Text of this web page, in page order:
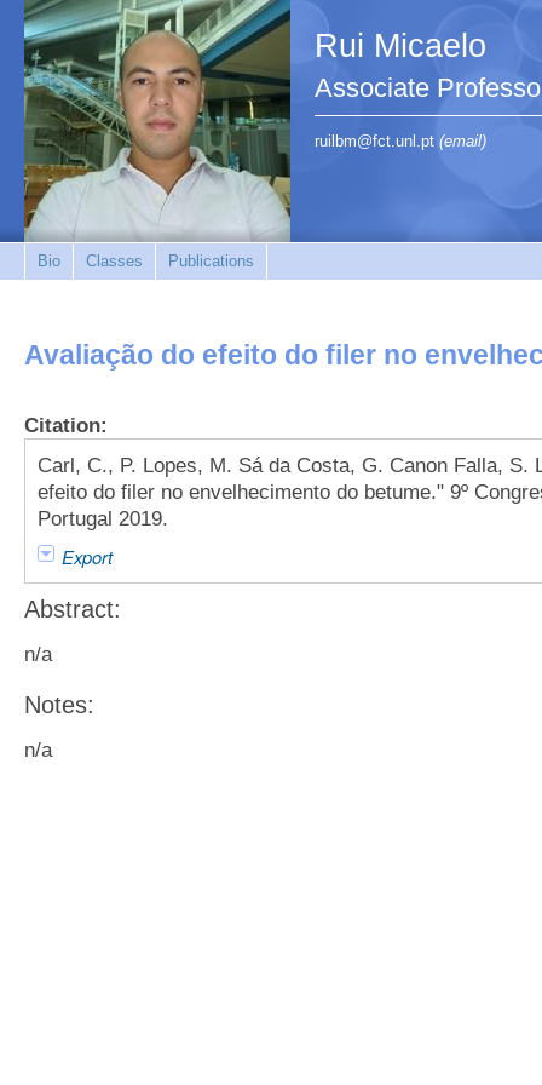
Rui Micaelo
Associate
ruilbm@fct.unl.pt (email)
Bio Classes Publications
Avaliação do efeito do filer no
Citation:
Carl, C., P. Lopes, M. Sá da Costa, G. Canon Falla,
efeito do filer no envelhecimento do betume." 9º
Portugal 2019.
Export
Abstract:
n/a
Notes:
n/a